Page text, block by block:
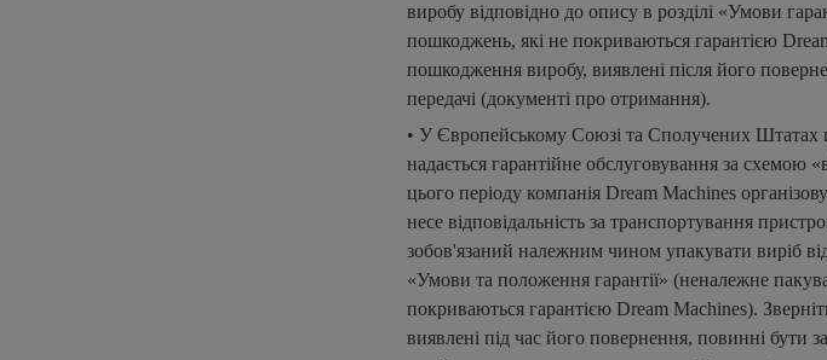
виробу відповідно до опису в розділі «Умови
пошкоджень, які не покриваються гарантією
пошкодження виробу, виявлені після його
передачі (документі про отримання).
• У Європейському Союзі та Сполучених Штатах
надається гарантійне обслуговування за
цього періоду компанія Dream Machines
несе відповідальність за транспортування
зобов'язаний належним чином упакувати виріб
«Умови та положення гарантії» (неналежне
покриваються гарантією Dream Machines).
виявлені під час його повернення, повинні бути